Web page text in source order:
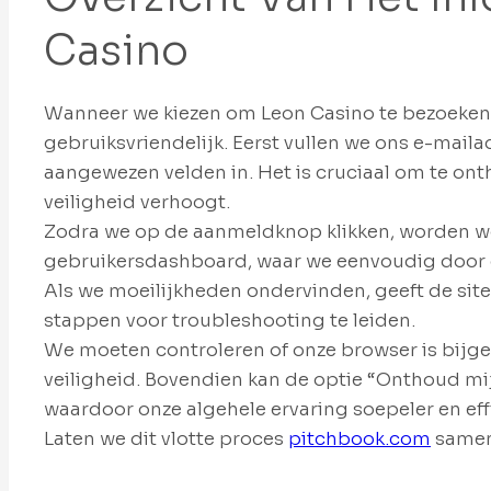
Casino
Wanneer we kiezen om Leon Casino te
gebruiksvriendelijk. Eerst vullen we ons e-
aangewezen velden in. Het is cruciaal om te
veiligheid verhoogt.
Zodra we op de aanmeldknop klikken, worden
gebruikersdashboard, waar we eenvoudig
Als we moeilijkheden ondervinden, geeft de
stappen voor troubleshooting te leiden.
We moeten controleren of onze browser is
veiligheid. Bovendien kan de optie “Onthoud
waardoor onze algehele ervaring soepeler en
Laten we dit vlotte proces pitchbook.com